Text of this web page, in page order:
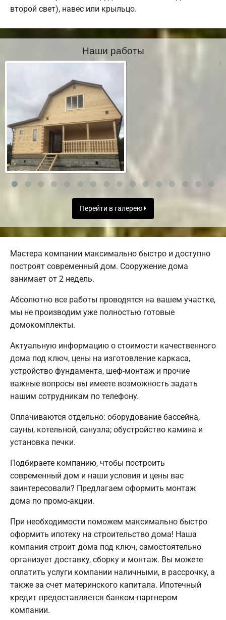
второй свет), навес или крыльцо.
Наши работы
Перейти в галерею
Мастера компании максимально быстро и доступно
построят современный дом. Сооружение дома
занимает от 2 недель.
Абсолютно все работы проводятся на вашем участке,
мы не производим уже полностью готовые
домокомплекты.
Актуальную информацию о стоимости качественного
дома под ключ, цены на изготовление каркаса,
устройство фундамента, шеф-монтаж и прочие
важные вопросы вы имеете возможность задать
нашим сотрудникам по телефону.
Оплачиваются отдельно: оборудование бассейна,
сауны, котельной, санузла; обустройство камина и
установка печки.
Подбираете компанию, чтобы построить
современный дом и наши условия и цены вас
заинтересовали? Предлагаем оформить монтаж
дома по промо-акции.
При необходимости поможем максимально быстро
оформить ипотеку на строительство дома! Наша
компания строит дома под ключ, самостоятельно
организует доставку, сборку и монтаж. Вы можете
оплатить услуги компании наличными, в рассрочку, а
также за счет материнского капитала. Ипотечный
кредит предоставляется банком-партнером
компании.